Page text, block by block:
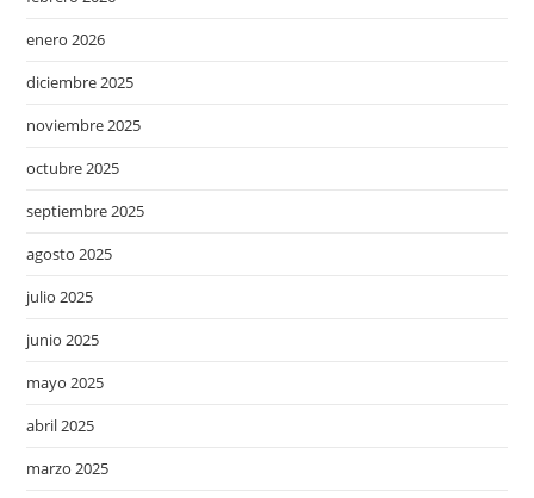
enero 2026
diciembre 2025
noviembre 2025
octubre 2025
septiembre 2025
agosto 2025
julio 2025
junio 2025
mayo 2025
abril 2025
marzo 2025